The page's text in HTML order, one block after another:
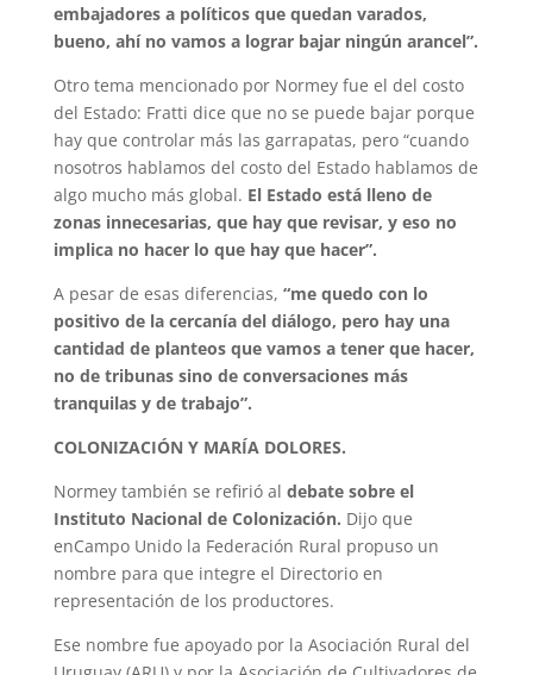
embajadores a políticos que quedan varados,
bueno, ahí no vamos a lograr bajar ningún arancel”.
Otro tema mencionado por Normey fue el del costo
del Estado: Fratti dice que no se puede bajar porque
hay que controlar más las garrapatas, pero “cuando
nosotros hablamos del costo del Estado hablamos de
algo mucho más global. El Estado está lleno de
zonas innecesarias, que hay que revisar, y eso no
implica no hacer lo que hay que hacer”.
A pesar de esas diferencias, “me quedo con lo
positivo de la cercanía del diálogo, pero hay una
cantidad de planteos que vamos a tener que hacer,
no de tribunas sino de conversaciones más
tranquilas y de trabajo”.
COLONIZACIÓN Y MARÍA DOLORES.
Normey también se refirió al debate sobre el
Instituto Nacional de Colonización. Dijo que
enCampo Unido la Federación Rural propuso un
nombre para que integre el Directorio en
representación de los productores.
Ese nombre fue apoyado por la Asociación Rural del